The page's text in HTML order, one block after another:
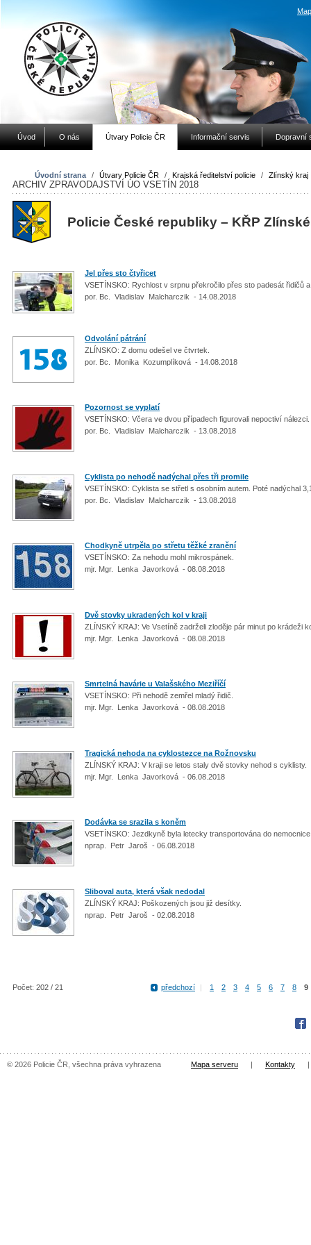
Úvod O nás Útvary Policie ČR Informační servis Dopravní
Úvodní strana / Útvary Policie ČR / Krajská ředitelství policie / Zlínský kraj
ARCHIV ZPRAVODAJSTVÍ ÚO VSETÍN 2018
Policie České republiky – KŘP
Jel přes sto čtyřicet
VSETÍNSKO: Rychlost v srpnu překročilo přes sto padesát řidičů
por. Bc. Vladislav Malcharczik - 14.08.2018
Odvolání pátrání
ZLÍNSKO: Z domu odešel ve čtvrtek.
por. Bc. Monika Kozumplíková - 14.08.2018
Pozornost se vyplatí
VSETÍNSKO: Včera ve dvou případech figurovali nepoctiví nálezci.
por. Bc. Vladislav Malcharczik - 13.08.2018
Cyklista po nehodě nadýchal přes tři promile
VSETÍNSKO: Cyklista se střetl s osobním autem. Poté nadýchal
por. Bc. Vladislav Malcharczik - 13.08.2018
Chodkyně utrpěla po střetu těžké zranění
VSETÍNSKO: Za nehodu mohl mikrospánek.
mjr. Mgr. Lenka Javorková - 08.08.2018
Dvě stovky ukradených kol v kraji
ZLÍNSKÝ KRAJ: Ve Vsetíně zadrželi zloděje pár minut po krádeži
mjr. Mgr. Lenka Javorková - 08.08.2018
Smrtelná havárie u Valašského Meziříčí
VSETÍNSKO: Při nehodě zemřel mladý řidič.
mjr. Mgr. Lenka Javorková - 08.08.2018
Tragická nehoda na cyklostezce na Rožnovsku
ZLÍNSKÝ KRAJ: V kraji se letos staly dvě stovky nehod s cyklisty.
mjr. Mgr. Lenka Javorková - 06.08.2018
Dodávka se srazila s koněm
VSETÍNSKO: Jezdkyně byla letecky transportována do
nprap. Petr Jaroš - 06.08.2018
Sliboval auta, která však nedodal
ZLÍNSKÝ KRAJ: Poškozených jsou již desítky.
nprap. Petr Jaroš - 02.08.2018
Počet: 202 / 21 předchozí | 1 2 3 4 5 6 7 8 9
© 2026 Policie ČR, všechna práva vyhrazena Mapa serveru | Kontakty |